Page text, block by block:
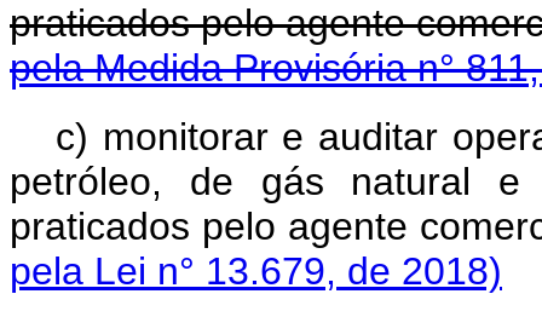
praticados pelo agente
pela Medida Provisória n°
c) monitorar e auditar
petróleo, de gás natural e
praticados pelo agente
pela Lei n° 13.679, de 2018)